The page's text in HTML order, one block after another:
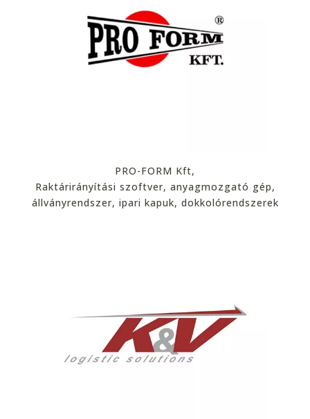
PRO-FORM Kft,
Raktárirányítási szoftver, anyagmozgató gép,
állványrendszer, ipari kapuk, dokkolórendszerek